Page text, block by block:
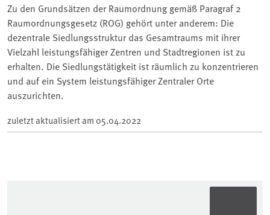
Zu den Grundsätzen der Raumordnung gemäß Paragraf 2
Raumordnungsgesetz (ROG) gehört unter anderem: Die
dezentrale Siedlungsstruktur das Gesamtraums mit ihrer
Vielzahl leistungsfähiger Zentren und Stadtregionen ist zu
erhalten. Die Siedlungstätigkeit ist räumlich zu konzentrieren
und auf ein System leistungsfähiger Zentraler Orte
auszurichten.
zuletzt aktualisiert am 05.04.2022